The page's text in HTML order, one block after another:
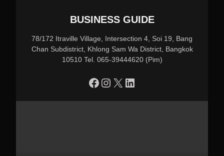
BUSINESS GUIDE
78/172 Itraville Village, Intersection 4, Soi 19, Bang
Chan Subdistrict, Khlong Sam Wa District, Bangkok
10510 Tel. 065-39444620 (Pim)
https://www.facebook.com/profile.php?id=100090086432719 Instagram X LinkedIn